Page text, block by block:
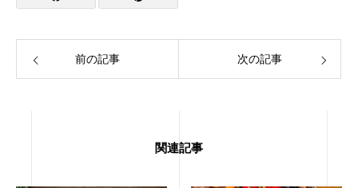
前の記事 次の記事
関連記事